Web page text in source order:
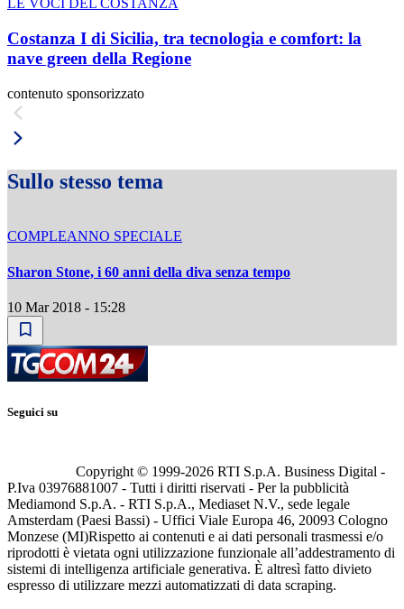
LE VOCI DEL COSTANZA
Costanza I di Sicilia, tra tecnologia e comfort: la
nave green della Regione
contenuto sponsorizzato
Sullo stesso tema
COMPLEANNO SPECIALE
Sharon Stone, i 60 anni della diva senza tempo
10 Mar 2018 - 15:28
Seguici su
Copyright © 1999-2026 RTI S.p.A. Business Digital -
P.Iva 03976881007 - Tutti i diritti riservati - Per la pubblicità
Mediamond S.p.A. - RTI S.p.A., Mediaset N.V., sede legale
Amsterdam (Paesi Bassi) - Uffici Viale Europa 46, 20093 Cologno
Monzese (MI)Rispetto ai contenuti e ai dati personali trasmessi e/o
riprodotti è vietata ogni utilizzazione funzionale all’addestramento di
sistemi di intelligenza artificiale generativa. È altresì fatto divieto
espresso di utilizzare mezzi automatizzati di data scraping.